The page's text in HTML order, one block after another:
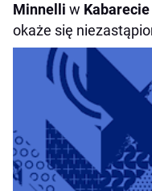
Minnelli w Kabarecie
okaże się